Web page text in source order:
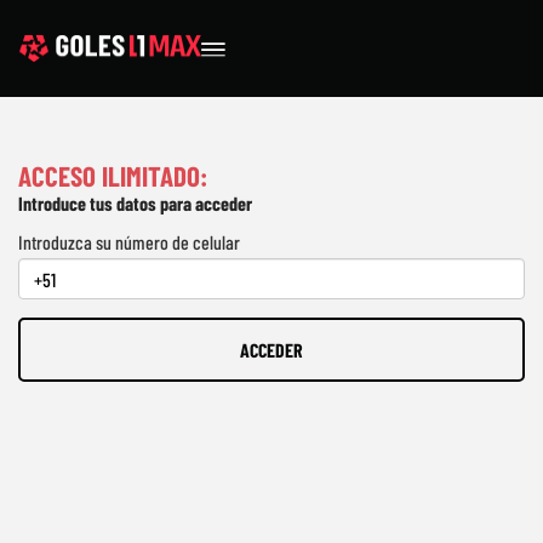
ACCESO ILIMITADO:
Introduce tus datos para acceder
Introduzca su número de celular
ACCEDER